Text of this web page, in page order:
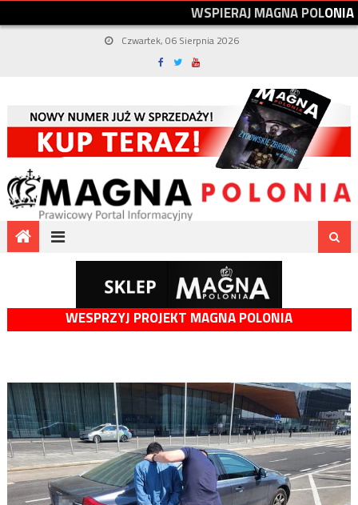
WSPIERAJMAGNAPOLONIA
Czwartek, 06 Sierpnia 2026
WESPRZYJ PROJEKT MAGNA POLONIA